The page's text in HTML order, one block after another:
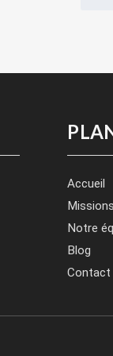
Accueil
Notre
Blog
Contact